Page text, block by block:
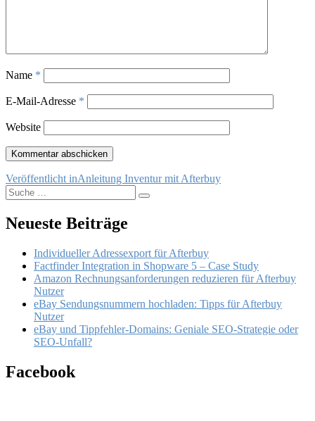
Name *
E-Mail-Adresse *
Website
Beitragsnavigation
Veröffentlicht inAnleitung Inventur mit Afterbuy
Suche
nach:
Suchen
Neueste Beiträge
Individueller Adressexport für Afterbuy
Factfinder Integration in Shopware 5 – Case Study
Amazon Rechnungsanforderungen reduzieren für Afterbuy
Nutzer
eBay Sendungsnummern hochladen: Tipps für Afterbuy
Nutzer
eBay und Tippfehler-Domains: Geniale SEO-Strategie oder
SEO-Unfall?
Facebook